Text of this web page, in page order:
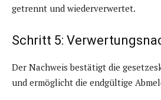
getrennt und wiederverwertet.
Schritt 5:
Der Nachweis bestätigt die
und ermöglicht die endgültige